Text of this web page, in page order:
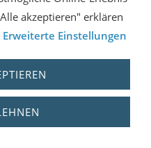
/ Die erste offizielle
BGV/UVV
die Qualität und
akzeptieren" erklären
Erweiterte Einstellungen